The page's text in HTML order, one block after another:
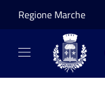
Regione Marche